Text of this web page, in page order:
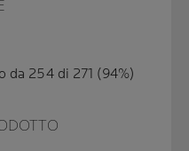
da 254 di 271 (94%)